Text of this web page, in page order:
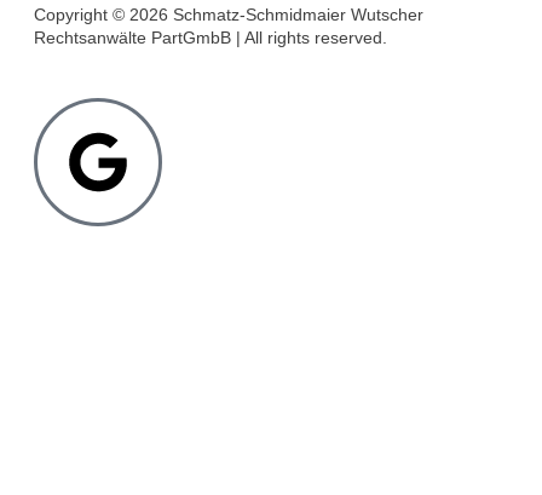
Copyright © 2026 Schmatz-Schmidmaier Wutscher
Rechtsanwälte PartGmbB | All rights reserved.